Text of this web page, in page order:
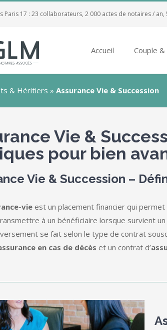
Paris 17 : 23 collaborateurs, 2 000 actes de notaires /
Accueil Couple &
& Héritiers » Assurance Vie & Succession
Vie &
pour bien
Vie & Succession –
vieest un placement financier qui
à un bénéficiaire lorsque survient un
versement se fait selon le type de contrat
en cas de décès et un contrat d’